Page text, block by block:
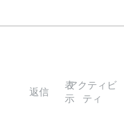
返信
表
示
アクティビ
ティ